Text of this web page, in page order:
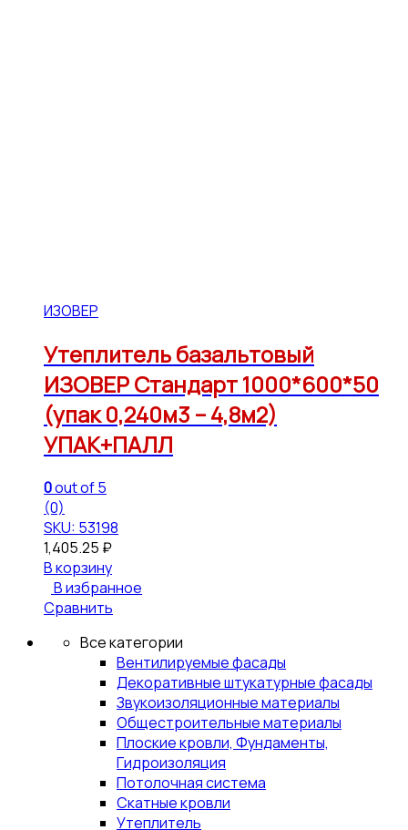
ИЗОВЕР
Утеплитель базальтовый
ИЗОВЕР Стандарт 1000*600*50
(упак 0,240м3 – 4,8м2)
УПАК+ПАЛЛ
0out of 5
(0)
SKU: 53198
1,405.25 ₽
В корзину
В избранное
Сравнить
Все категории
Вентилируемые фасады
Декоративные штукатурные фасады
Звукоизоляционные материалы
Общестроительные материалы
Плоские кровли, Фундаменты,
Гидроизоляция
Потолочная система
Скатные кровли
Утеплитель